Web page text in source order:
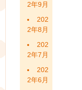
2年9月
202
2年8月
202
2年7月
202
2年6月